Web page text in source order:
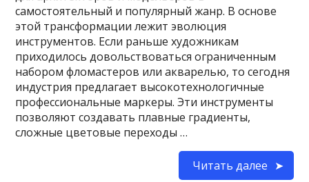
самостоятельный и популярный жанр. В основе
этой трансформации лежит эволюция
инструментов. Если раньше художникам
приходилось довольствоваться ограниченным
набором фломастеров или акварелью, то сегодня
индустрия предлагает высокотехнологичные
профессиональные маркеры. Эти инструменты
позволяют создавать плавные градиенты,
сложные цветовые переходы …
Читать далее